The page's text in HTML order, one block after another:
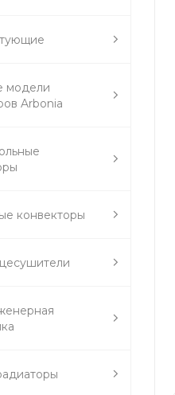
модели
Arbonia
конвекторы